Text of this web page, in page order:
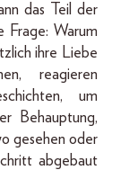
das Teil der
Frage: Warum
ihre Liebe
reagieren
um
Behauptung,
gesehen oder
abgebaut